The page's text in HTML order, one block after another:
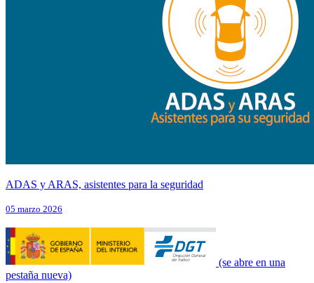
ADAS y ARAS, asistentes para la seguridad
05 marzo 2026
(se abre en una
pestaña nueva)